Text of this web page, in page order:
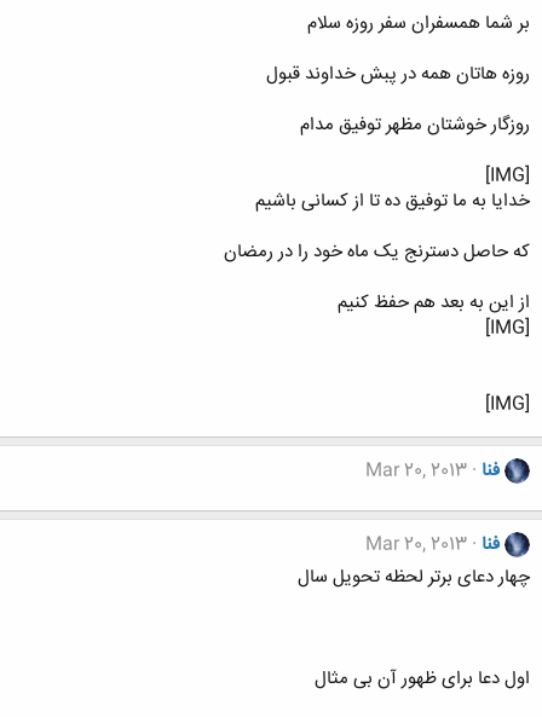
بر شما همسفران سفر روزه سلام
روزه هاتان همه در پبش خداوند قبول
روزگار خوشتان مظهر توفیق مدام
[IMG]
خدایا به ما توفیق ده تا از کسانی باشیم
که حاصل دسترنج یک ماه خود را در رمضان
از این به بعد هم حفظ کنیم
[IMG]
[IMG]
فنا Mar 20, 2013
فنا Mar 20, 2013
چهار دعای برتر لحظه تحویل سال
اول دعا برای ظهور آن بی مثال